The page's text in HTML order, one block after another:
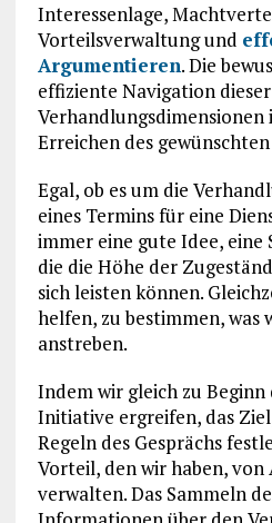
Interessenlage,
Vorteilsverwaltung und
Argumentieren. Die
effiziente Navigation
Verhandlungsdimensionen
Erreichen des gewünschten
Egal, ob es um die
eines Termins für eine
immer eine gute Idee, eine
die die Höhe der
sich leisten können.
helfen, zu bestimmen, was
anstreben.
Indem wir gleich zu Beginn
Initiative ergreifen, das
Regeln des Gesprächs
Vorteil, den wir haben, von
verwalten. Das Sammeln